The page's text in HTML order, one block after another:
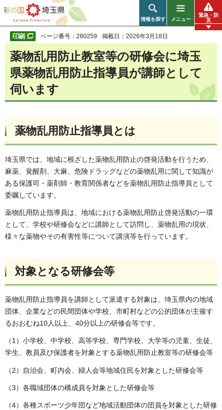
彩の国 埼玉県
情報を探す メニュー
緊急・防
災
ページ番号：280259 掲載日：2026年3月18日
薬物乱用防止教室等の研修会に埼玉
県薬物乱用防止指導員が講師として
伺います
薬物乱用防止指導員とは
埼玉県では、地域に根ざした薬物乱用防止の啓発活動を行うため、
麻薬、覚醒剤、大麻、危険ドラッグなどの薬物乱用に関して知識が
ある保護司・薬剤師・教育関係者などを薬物乱用防止指導員として
委嘱しています。
薬物乱用防止指導員は、地域における薬物乱用防止啓発活動の一環
として、学校や研修会などに講師として訪問し、薬物乱用の現状、
様々な薬物やその有害性等について講演等を行っています。
対象となる研修会等
薬物乱用防止指導員を講師として派遣する対象は、埼玉県内の地域
団体、企業などの民間団体や学校、市町村などの公的団体が主催す
るおおむね10人以上、40分以上の研修会等です。
（1）小学校、中学校、高等学校、専門学校、大学等の児童、生徒、
学生、教員及び保護者を対象とする薬物乱用防止教室等の研修会等
（2）自治会、町内会、婦人会等地域住民を対象とした研修会等
（3）各職域団体の構成員を対象とした研修会等
（4）各種スポーツ少年団など地域活動団体の団員を対象とした研修